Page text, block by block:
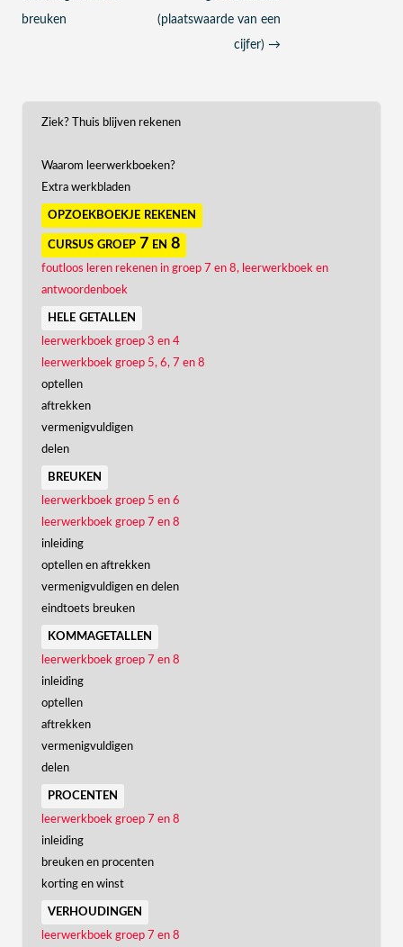
breuken
(plaatswaarde van een
cijfer)→
Ziek? Thuis blijven rekenen
Waarom leerwerkboeken?
Extra werkbladen
opzoekboekje rekenen
cursus groep 7 en 8
foutloos leren rekenen in groep 7 en 8, leerwerkboek en
antwoordenboek
hele getallen
leerwerkboek groep 3 en 4
leerwerkboek groep 5, 6, 7 en 8
optellen
aftrekken
vermenigvuldigen
delen
breuken
leerwerkboek groep 5 en 6
leerwerkboek groep 7 en 8
inleiding
optellen en aftrekken
vermenigvuldigen en delen
eindtoets breuken
kommagetallen
leerwerkboek groep 7 en 8
inleiding
optellen
aftrekken
vermenigvuldigen
delen
procenten
leerwerkboek groep 7 en 8
inleiding
breuken en procenten
korting en winst
verhoudingen
leerwerkboek groep 7 en 8